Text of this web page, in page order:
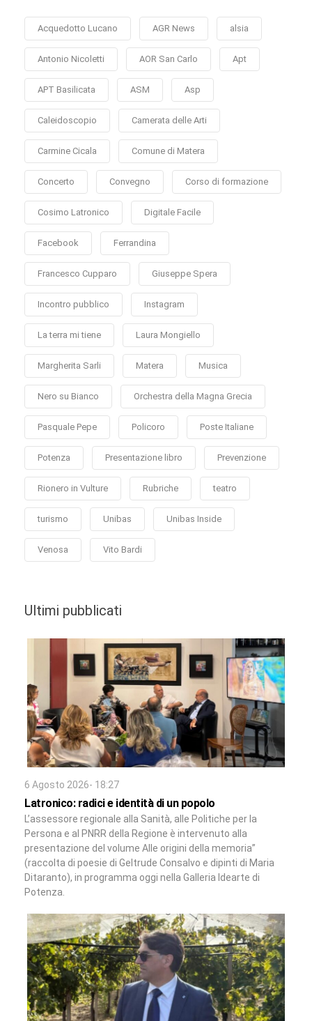
Acquedotto Lucano AGR News alsia
Antonio Nicoletti AOR San Carlo Apt
APT Basilicata ASM Asp
Caleidoscopio Camerata delle Arti
Carmine Cicala Comune di Matera
Concerto Convegno Corso di formazione
Cosimo Latronico Digitale Facile
Facebook Ferrandina
Francesco Cupparo Giuseppe Spera
Incontro pubblico Instagram
La terra mi tiene Laura Mongiello
Margherita Sarli Matera Musica
Nero su Bianco Orchestra della Magna Grecia
Pasquale Pepe Policoro Poste Italiane
Potenza Presentazione libro Prevenzione
Rionero in Vulture Rubriche teatro
turismo Unibas Unibas Inside
Venosa Vito Bardi
Ultimi pubblicati
6 Agosto 2026- 18:27
Latronico: radici e identità di un popolo
L’assessore regionale alla Sanità, alle Politiche per la
Persona e al PNRR della Regione è intervenuto alla
presentazione del volume Alle origini della memoria”
(raccolta di poesie di Geltrude Consalvo e dipinti di Maria
Ditaranto), in programma oggi nella Galleria Idearte di
Potenza.